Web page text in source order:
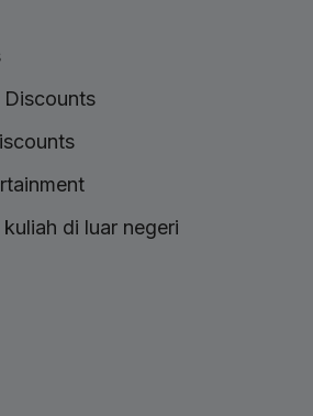
di luar negeri